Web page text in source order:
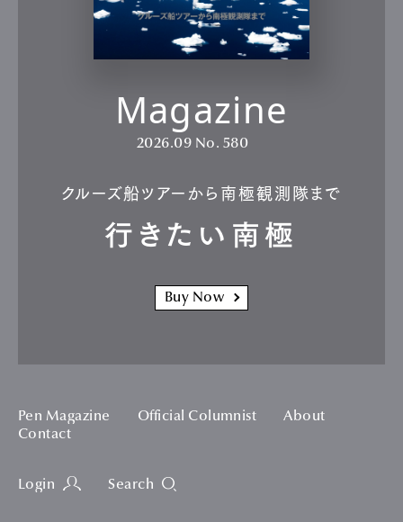
Magazine
2026.09 No. 580
クルーズ船ツアーから南極観測隊まで
行きたい南極
Buy Now
Pen Magazine Official Columnist
About
Contact
Login Search